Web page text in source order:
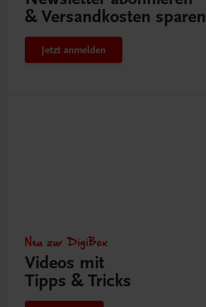
& Versandkosten sparen
Jetzt anmelden
Neu zur DigiBox
Videos mit
Tipps & Tricks